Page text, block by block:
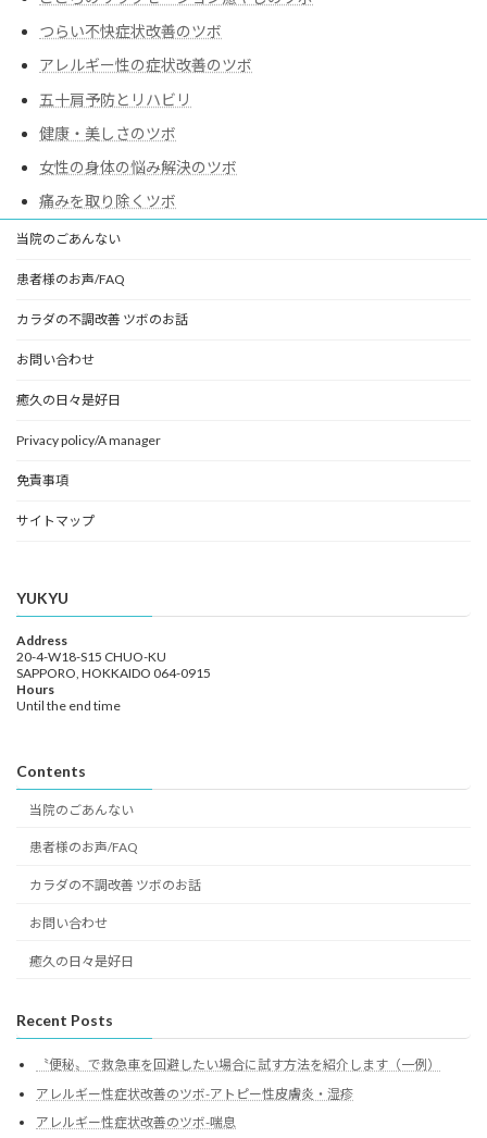
つらい不快症状改善のツボ
アレルギー性の症状改善のツボ
五十肩予防とリハビリ
健康・美しさのツボ
女性の身体の悩み解決のツボ
痛みを取り除くツボ
当院のごあんない
患者様のお声/FAQ
カラダの不調改善 ツボのお話
お問い合わせ
癒久の日々是好日
Privacy policy/A manager
免責事項
サイトマップ
YUKYU
Address
20-4-W18-S15 CHUO-KU
SAPPORO, HOKKAIDO 064-0915
Hours
Until the end time
Contents
当院のごあんない
患者様のお声/FAQ
カラダの不調改善 ツボのお話
お問い合わせ
癒久の日々是好日
Recent Posts
〝便秘〟で救急車を回避したい場合に試す方法を紹介します（一例）
アレルギー性症状改善のツボ-アトピー性皮膚炎・湿疹
アレルギー性症状改善のツボ-喘息